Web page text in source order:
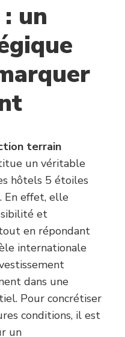
un
terrain
un véritable
hôtels 5 étoiles
En effet, elle
et
en répondant
internationale
dans une
Pour concrétiser
conditions, il est
un